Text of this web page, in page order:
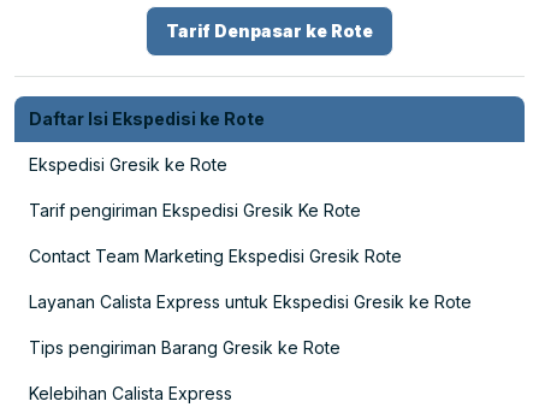
Tarif Denpasar ke Rote
Daftar Isi Ekspedisi ke Rote
Ekspedisi Gresik ke Rote
Tarif pengiriman Ekspedisi Gresik Ke Rote
Contact Team Marketing Ekspedisi Gresik Rote
Layanan Calista Express untuk Ekspedisi Gresik ke Rote
Tips pengiriman Barang Gresik ke Rote
Kelebihan Calista Express